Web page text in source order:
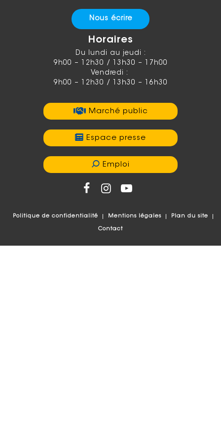
Nous écrire
Horaires
Du lundi au jeudi :
9h00 – 12h30 / 13h30 – 17h00
Vendredi :
9h00 – 12h30 / 13h30 – 16h30
Marché public
Espace presse
Emploi
Politique de confidentialité Mentions légales Plan du site
Contact